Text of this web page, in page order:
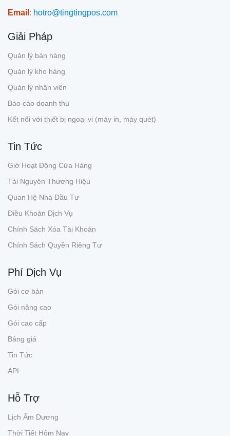
Email : hotro@tingtingpos.com
Giải Pháp
Quản lý bán hàng
Quản lý kho hàng
Quản lý nhân viên
Báo cáo doanh thu
Kết nối với thiết bị ngoại vi (máy in, máy quét)
Tin Tức
Giờ Hoạt Động Cửa Hàng
Tài Nguyên Thương Hiệu
Quan Hệ Nhà Đầu Tư
Điều Khoản Dịch Vụ
Chính Sách Xóa Tài Khoản
Chính Sách Quyền Riêng Tư
Phí Dịch Vụ
Gói cơ bản
Gói nâng cao
Gói cao cấp
Bảng giá
Tin Tức
API
Hỗ Trợ
Lịch Âm Dương
Thời Tiết Hôm Nay